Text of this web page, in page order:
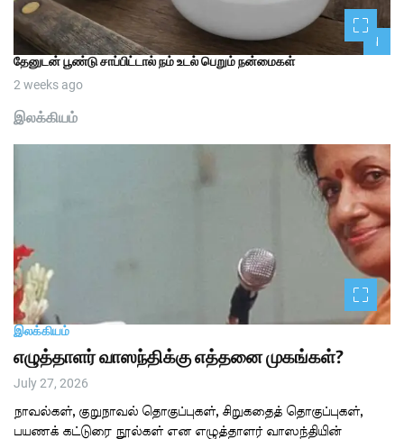
1
தேனுடன் பூண்டு சாப்பிட்டால் நம் உடல் பெறும் நன்மைகள்
2 weeks ago
இலக்கியம்
இலக்கியம்
எழுத்தாளர் வாஸந்திக்கு எத்தனை முகங்கள்?
July 27, 2026
நாவல்கள், குறுநாவல் தொகுப்புகள், சிறுகதைத் தொகுப்புகள்,
பயணக் கட்டுரை நூல்கள் என எழுத்தாளர் வாஸந்தியின்